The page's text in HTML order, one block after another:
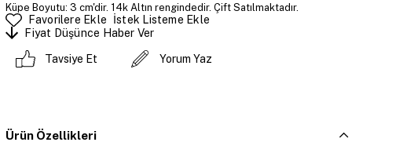
Küpe Boyutu: 3 cm'dir. 14k Altın rengindedir. Çift Satılmaktadır.
Favorilere Ekle
İstek Listeme Ekle
Fiyat Düşünce Haber Ver
Tavsiye Et Yorum Yaz
Ürün Özellikleri